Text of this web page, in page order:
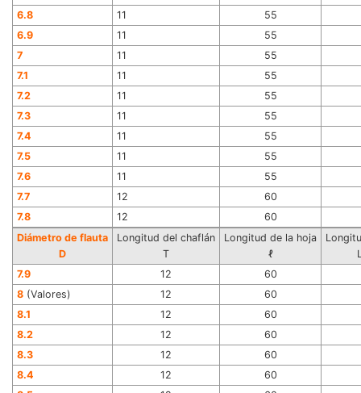
6.8
11
55
6.9
11
55
7
11
55
7.1
11
55
7.2
11
55
7.3
11
55
7.4
11
55
7.5
11
55
7.6
11
55
7.7
12
60
7.8
12
60
Diámetro de flauta
D
Longitud del chaflán
T
Longitud de la hoja
ℓ
7.9
12
60
8 (Valores) 12
60
8.1
12
60
8.2
12
60
8.3
12
60
8.4
12
60